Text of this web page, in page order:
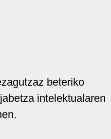
beteriko
intelektualaren